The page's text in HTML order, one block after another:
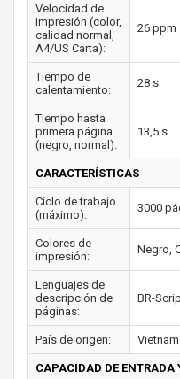
Velocidad de
impresión (color,
calidad normal,
A4/US Carta):
26 ppm
Tiempo de
calentamiento:
28 s
Tiempo hasta
primera página
(negro, normal):
13,5 s
CARACTERÍSTICAS
Ciclo de trabajo
(máximo):
3000
Colores de
impresión:
Negro,
Lenguajes de
descripción de
páginas:
BR-
País de origen: Vietnam
CAPACIDAD DE ENTRADA